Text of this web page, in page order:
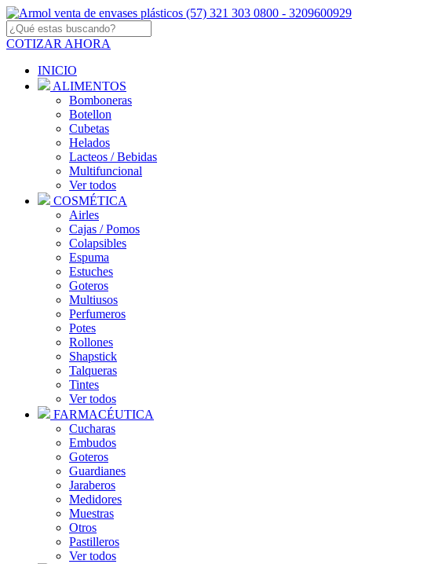
COTIZAR AHORA
INICIO
ALIMENTOS
Bomboneras
Botellon
Cubetas
Helados
Lacteos / Bebidas
Multifuncional
Ver todos
COSMÉTICA
Airles
Cajas / Pomos
Colapsibles
Espuma
Estuches
Goteros
Multiusos
Perfumeros
Potes
Rollones
Shapstick
Talqueras
Tintes
Ver todos
FARMACÉUTICA
Cucharas
Embudos
Goteros
Guardianes
Jaraberos
Medidores
Muestras
Otros
Pastilleros
Ver todos